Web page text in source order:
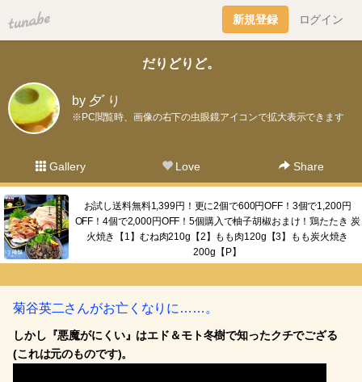
tuna.be 新規登録 ログイン
だりどりど。
by 夕ﾞり
※PC閲覧時、画像の右下の虫眼鏡アイコンで拡大表示できます
Gallery Love Share
お試し送料無料1,399円！更に2個で600円OFF！3個で1,200円
OFF！4個で2,000円OFF！5個購入で柚子胡椒おまけ！鶏たたき 炭
火焼き【1】むね肉210g【2】もも肉120g【3】もも炭火焼き
200g【P】
菊谷英二さんがお亡くなりに……。
しかし『悪魔がにくい』はエド＆モト冬樹で知ったクチでござる
(これは元のものです)。